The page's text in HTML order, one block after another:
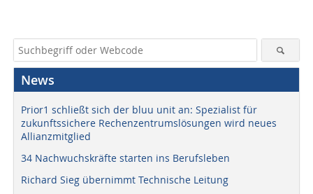
News
Prior1 schließt sich der bluu unit an: Spezialist für
zukunftssichere Rechenzentrumslösungen wird neues
Allianzmitglied
34 Nachwuchskräfte starten ins Berufsleben
Richard Sieg übernimmt Technische Leitung